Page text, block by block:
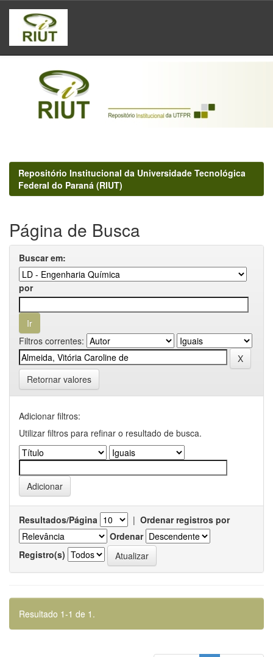
Skip
navigation
Repositório Institucional da Universidade Tecnológica
Federal do Paraná (RIUT)
Página de Busca
Buscar em:
por
Filtros correntes:
Retornar valores
Adicionar filtros:
Utilizar filtros para refinar o resultado de busca.
Resultados/Página | Ordenar registros por
Ordenar
Registro(s)
Resultado 1-1 de 1.